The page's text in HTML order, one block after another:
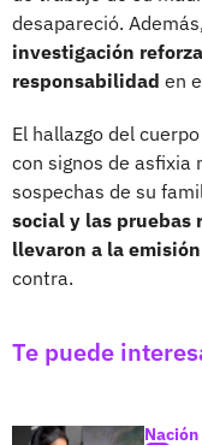
desapareció. Además,
investigación
responsabilidad en
El hallazgo del
con signos de asfixia
sospechas de su
social y las pruebas
llevaron a la
contra.
Te puede
Nación